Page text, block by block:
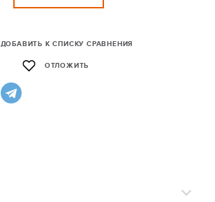
ДОБАВИТЬ К СПИСКУ СРАВНЕНИЯ
ОТЛОЖИТЬ